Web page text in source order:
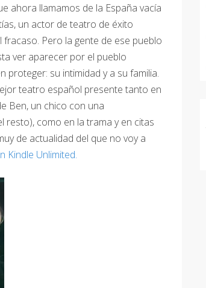
ahora llamamos de la España vacía
un actor de teatro de éxito
Pero la gente de ese pueblo
ver aparecer por el pueblo
su intimidad y a su familia.
teatro español presente tanto en
Ben, un chico con una
resto), como en la trama y en citas
de actualidad del que no voy a
Kindle Unlimited.